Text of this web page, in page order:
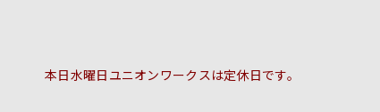
本日水曜日ユニオンワークスは定休日です。